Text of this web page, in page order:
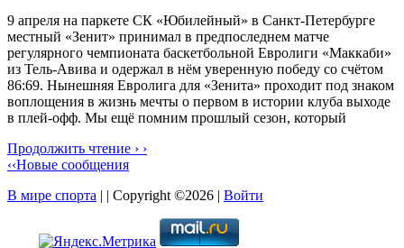
9 апреля на паркете СК «Юбилейный» в Санкт-Петербурге
местный «Зенит» принимал в предпоследнем матче
регулярного чемпионата баскетбольной Евролиги «Маккаби»
из Тель-Авива и одержал в нём уверенную победу со счётом
86:69. Нынешняя Евролига для «Зенита» проходит под знаком
воплощения в жизнь мечты о первом в истории клуба выходе
в плей-офф. Мы ещё помним прошлый сезон, который
Продолжить чтение › ›
‹‹Новые сообщения
В мире спорта | | Copyright ©2026 | Войти